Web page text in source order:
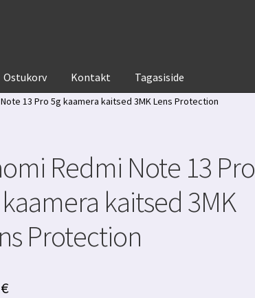
Ostukorv Kontakt Tagasiside
13 Pro 5g kaamera kaitsed 3MK Lens Protection
Redmi Note 13 Pro
kaitsed 3MK
Protection
€